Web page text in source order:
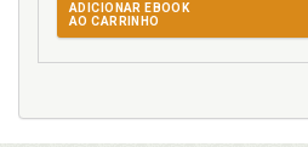
ADICIONAR EBOOK
AO CARRINHO